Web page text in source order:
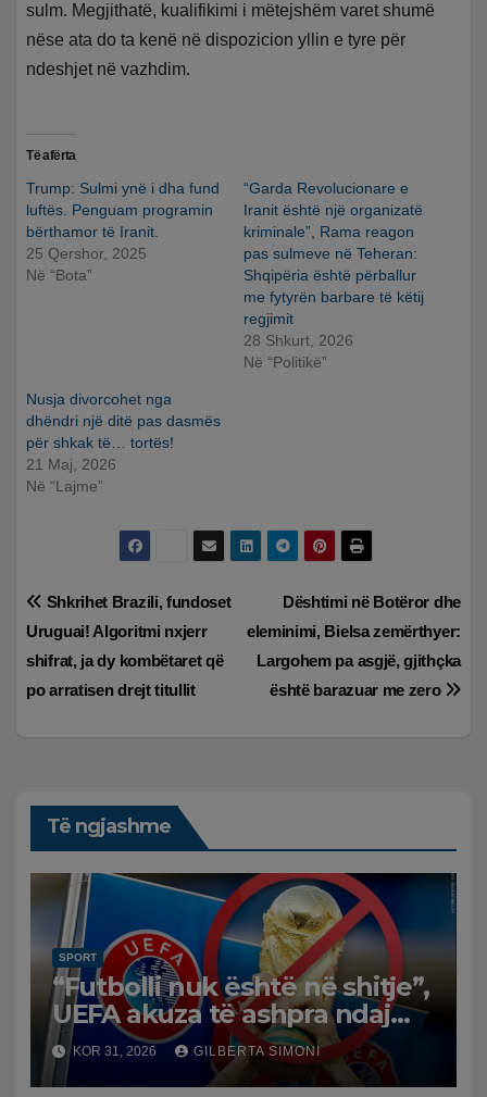
sulm. Megjithatë, kualifikimi i mëtejshëm varet shumë
nëse ata do ta kenë në dispozicion yllin e tyre për
ndeshjet në vazhdim.
Të afërta
Trump: Sulmi ynë i dha fund
luftës. Penguam programin
bërthamor të Iranit.
25 Qershor, 2025
Në “Bota”
“Garda Revolucionare e
Iranit është një organizatë
kriminale”, Rama reagon
pas sulmeve në Teheran:
Shqipëria është përballur
me fytyrën barbare të këtij
regjimit
28 Shkurt, 2026
Në “Politikë”
Nusja divorcohet nga
dhëndri një ditë pas dasmës
për shkak të… tortës!
21 Maj, 2026
Në “Lajme”
Lëvizje
te
postimet
Dështimi në Botëror dhe
eleminimi, Bielsa zemërthyer:
Largohem pa asgjë, gjithçka
është barazuar me zero
Shkrihet Brazili, fundoset
Uruguai! Algoritmi nxjerr
shifrat, ja dy kombëtaret që
po arratisen drejt titullit
Të ngjashme
SPORT
“Futbolli nuk është në shitje”,
UEFA akuza të ashpra ndaj
Infantinos: Bojkot, nëse nuk
ka reflektim
KOR 31, 2026 GILBERTA SIMONI